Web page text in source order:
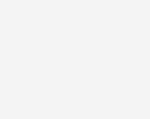
AquaSolar System auf
zirkuliert ein Wasser-Glykol-Gemisch.
kalter Witterung nicht einfrieren
das AquaSolar System: